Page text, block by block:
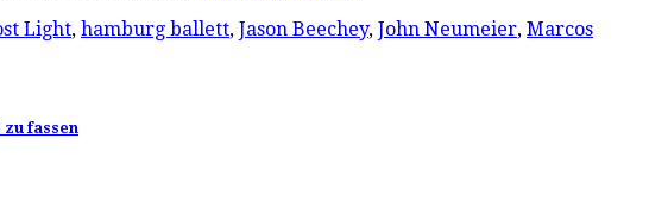
Light, hamburg ballett, Jason Beechey, John Neumeier, Marcos
fassen